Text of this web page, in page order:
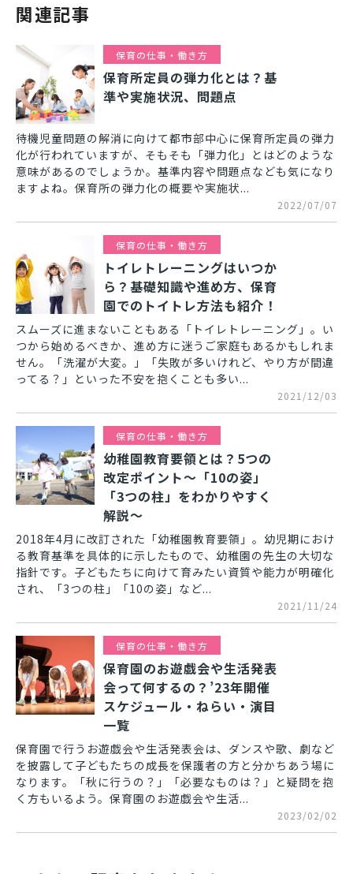
関連記事
保育の仕事・働き方
保育所定員の弾力化とは？基
準や実施状況、問題点
待機児童問題の解消に向けて都市部中心に保育所定員の弾力
化が行われていますが、そもそも「弾力化」とはどのような
意味があるのでしょうか。基準内容や問題点なども気になり
ますよね。保育所の弾力化の概要や実施状...
2022/07/07
保育の仕事・働き方
トイレトレーニングはいつか
ら？基礎知識や進め方、保育
園でのトイトレ方法も紹介！
スムーズに進まないこともある「トイレトレーニング」。い
つから始めるべきか、進め方に迷うご家庭もあるかもしれま
せん。「洗濯が大変。」「失敗が多いけれど、やり方が間違
ってる？」といった不安を抱くことも多い...
2021/12/03
保育の仕事・働き方
幼稚園教育要領とは？5つの
改定ポイント～「10の姿」
「3つの柱」をわかりやすく
解説～
2018年4月に改訂された「幼稚園教育要領」。幼児期におけ
る教育基準を具体的に示したもので、幼稚園の先生の大切な
指針です。子どもたちに向けて育みたい資質や能力が明確化
され、「3つの柱」「10の姿」など...
2021/11/24
保育の仕事・働き方
保育園のお遊戯会や生活発表
会って何するの？’23年開催
スケジュール・ねらい・演目
一覧
保育園で行うお遊戯会や生活発表会は、ダンスや歌、劇など
を披露して子どもたちの成長を保護者の方と分かちあう場に
なります。「秋に行うの？」「必要なものは？」と疑問を抱
く方もいるよう。保育園のお遊戯会や生活...
2023/02/02